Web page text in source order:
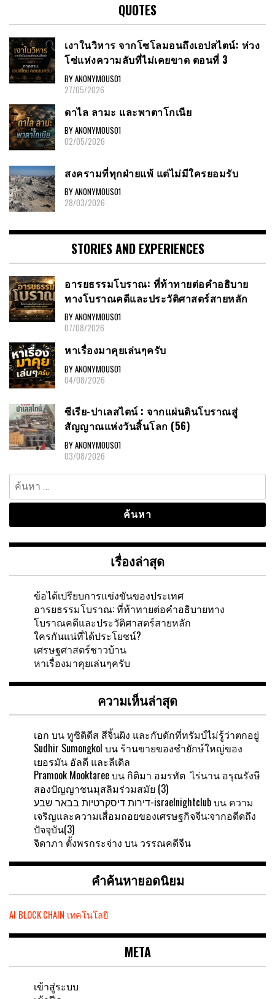
QUOTES
เงาในวิหาร จากโซโลมอนถึงเอปสไตน์: ห่วง
โซ่แห่งความลับที่ไม่เคยขาด ตอนที่ 3
BY ANONYMOUS01
27/05/2026
ดาไล ลามะ และพาตาโกเนีย
BY ANONYMOUS01
02/05/2026
สงครามที่ทุกฝ่ายแพ้ แต่ไม่มีใครยอมรับ
BY ANONYMOUS01
28/03/2026
STORIES AND EXPERIENCES
อารยธรรมโบราณ: ที่ท้าทายต่อคำอธิบาย
ทางโบราณคดีและประวัติศาสตร์สายหลัก
BY ANONYMOUS01
07/08/2026
หาเรื่องมาคุยเล่นๆครับ
BY ANONYMOUS01
04/08/2026
ซีเรีย-ปาเลสไตน์ : จากแผ่นดินโบราณสู่
สัญญาณแห่งวันสิ้นโลก (56)
BY ANONYMOUS01
03/08/2026
ค้นหา
สำหรับ:
เรื่องล่าสุด
ข้อได้เปรียบการแข่งขันของประเทศ
อารยธรรมโบราณ: ที่ท้าทายต่อคำอธิบายทาง
โบราณคดีและประวัติศาสตร์สายหลัก
ใครกันแน่ที่ได้ประโยชน์?
เศรษฐศาสตร์ชาวบ้าน
หาเรื่องมาคุยเล่นๆครับ
ความเห็นล่าสุด
เอก บนทูซิดิดีส สีจิ้นผิง และกับดักที่ทรัมป์ไม่รู้ว่าตกอยู่
Sudhir Sumongkol บน ร้านขายของชำยักษ์ใหญ่ของ
เยอรมัน อัลดี และลีเดิล
Pramook Mooktareeบน กิติมา อมรทัต ไร่นาน อรุณรังษี
สองปัญญาชนมุสลิมร่วมสมัย (3)
דירות דיסקרטיות בבאר שבע-israelnightclubบน ความ
เจริญและความเสื่อมถอยของเศรษฐกิจจีน:จากอดีดถึง
ปัจจุบัน(3)
จิดาภา ตั้งพรกระจ่าง บน วรรณคดีจีน
คำค้นหายอดนิยม
AI BLOCK CHAIN เทคโนโลยี
META
เข้าสู่ระบบ